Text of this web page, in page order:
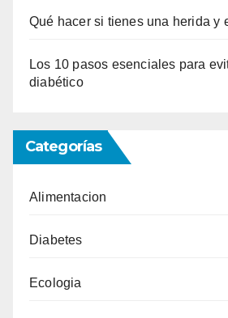
Qué hacer si tienes una herida y
Los 10 pasos esenciales para
diabético
Categorías
Alimentacion
Diabetes
Ecologia